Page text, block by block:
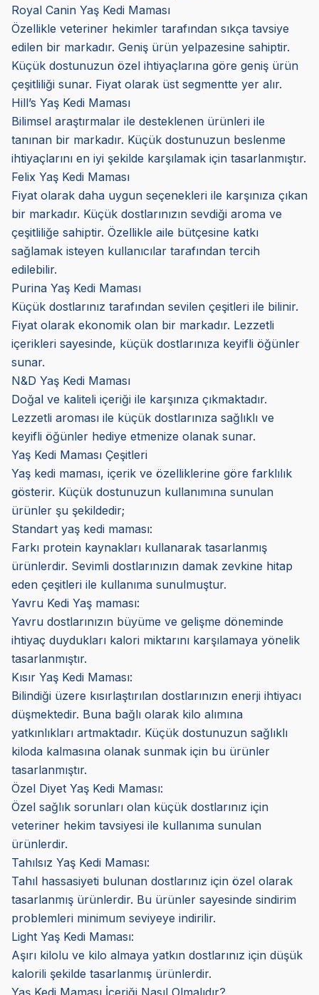
Royal Canin Yaş Kedi Maması
Özellikle veteriner hekimler tarafından sıkça tavsiye
edilen bir markadır. Geniş ürün yelpazesine sahiptir.
Küçük dostunuzun özel ihtiyaçlarına göre geniş ürün
çeşitliliği sunar. Fiyat olarak üst segmentte yer alır.
Hill’s Yaş Kedi Maması
Bilimsel araştırmalar ile desteklenen ürünleri ile
tanınan bir markadır. Küçük dostunuzun beslenme
ihtiyaçlarını en iyi şekilde karşılamak için tasarlanmıştır.
Felix Yaş Kedi Maması
Fiyat olarak daha uygun seçenekleri ile karşınıza çıkan
bir markadır. Küçük dostlarınızın sevdiği aroma ve
çeşitliliğe sahiptir. Özellikle aile bütçesine katkı
sağlamak isteyen kullanıcılar tarafından tercih
edilebilir.
Purina Yaş Kedi Maması
Küçük dostlarınız tarafından sevilen çeşitleri ile bilinir.
Fiyat olarak ekonomik olan bir markadır. Lezzetli
içerikleri sayesinde, küçük dostlarınıza keyifli öğünler
sunar.
N&D Yaş Kedi Maması
Doğal ve kaliteli içeriği ile karşınıza çıkmaktadır.
Lezzetli aroması ile küçük dostlarınıza sağlıklı ve
keyifli öğünler hediye etmenize olanak sunar.
Yaş Kedi Maması Çeşitleri
Yaş kedi maması, içerik ve özelliklerine göre farklılık
gösterir. Küçük dostunuzun kullanımına sunulan
ürünler şu şekildedir;
Standart yaş kedi maması:
Farkı protein kaynakları kullanarak tasarlanmış
ürünlerdir. Sevimli dostlarınızın damak zevkine hitap
eden çeşitleri ile kullanıma sunulmuştur.
Yavru Kedi Yaş maması:
Yavru dostlarınızın büyüme ve gelişme döneminde
ihtiyaç duydukları kalori miktarını karşılamaya yönelik
tasarlanmıştır.
Kısır Yaş Kedi Maması:
Bilindiği üzere kısırlaştırılan dostlarınızın enerji ihtiyacı
düşmektedir. Buna bağlı olarak kilo alımına
yatkınlıkları artmaktadır. Küçük dostunuzun sağlıklı
kiloda kalmasına olanak sunmak için bu ürünler
tasarlanmıştır.
Özel Diyet Yaş Kedi Maması:
Özel sağlık sorunları olan küçük dostlarınız için
veteriner hekim tavsiyesi ile kullanıma sunulan
ürünlerdir.
Tahılsız Yaş Kedi Maması:
Tahıl hassasiyeti bulunan dostlarınız için özel olarak
tasarlanmış ürünlerdir. Bu ürünler sayesinde sindirim
problemleri minimum seviyeye indirilir.
Light Yaş Kedi Maması:
Aşırı kilolu ve kilo almaya yatkın dostlarınız için düşük
kalorili şekilde tasarlanmış ürünlerdir.